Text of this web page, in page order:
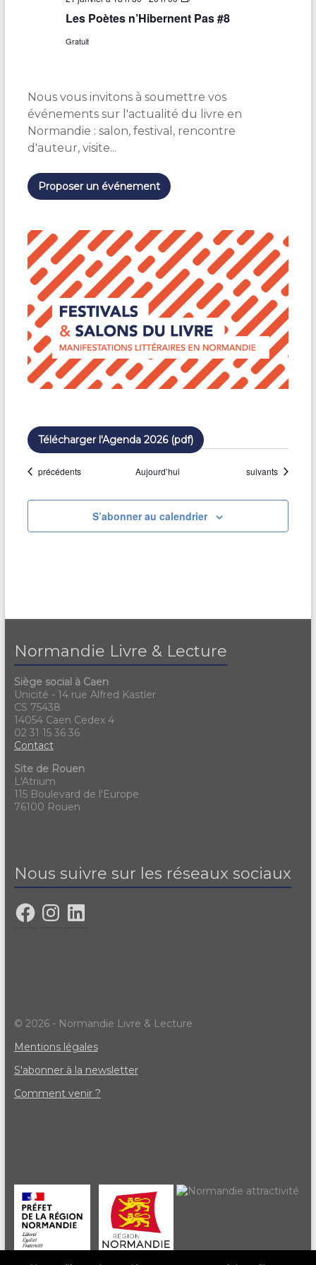
s
n
’
H
i
a
s
#
8
Les Poètes n’Hibernent Pas #8
Gratuit
Nous vous invitons à soumettre vos
événements sur l'actualité du livre en
Normandie : salon, festival, rencontre
d'auteur, visite...
Proposer un événement
Télécharger l'Agenda 2026 (pdf)
Évènements
précédents Aujourd’hui Évènements
suivants
S’abonner au calendrier
Normandie Livre & Lecture
Siège social à Caen
Unicité - 14 rue Alfred Kastler
CS 75438
14054 Caen Cedex 4
02 31 15 36 36
Contact
Site de Rouen
L'Atrium
115 Boulevard de l'Europe
76100 Rouen
Nous suivre sur les réseaux sociaux
© 2026 - Normandie Livre & Lecture
Mentions légales
S'abonner à la newsletter
Comment venir ?